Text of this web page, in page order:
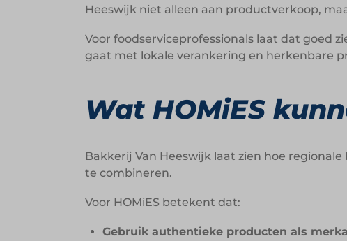
Heeswijk niet alleen aan productverkoop,
Voor foodserviceprofessionals laat dat goed
gaat met lokale verankering en herkenbare
Wat HOMiES
Bakkerij Van Heeswijk laat zien hoe
te combineren.
Voor HOMiES betekent dat:
Gebruik authentieke producten als